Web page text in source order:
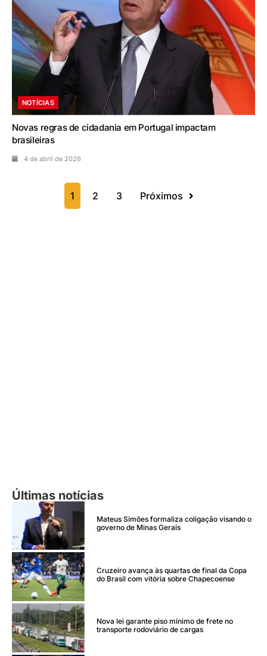
NOTÍCIAS
Novas regras de cidadania em Portugal impactam
brasileiras
4 de abril de 2026
1 2 3 Próximos
Últimas notícias
Mateus Simões formaliza coligação visando o
governo de Minas Gerais
Cruzeiro avança às quartas de final da Copa
do Brasil com vitória sobre Chapecoense
Nova lei garante piso mínimo de frete no
transporte rodoviário de cargas